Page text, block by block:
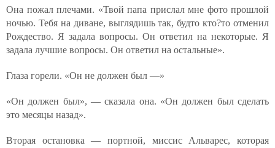
Она пожал плечами. «Твой папа прислал мне фото прошлой
ночью. Тебя на диване, выглядишь так, будто кто?то отменил
Рождество. Я задала вопросы. Он ответил на некоторые. Я
задала лучшие вопросы. Он ответил на остальные».
Глаза горели. «Он не должен был —»
«Он должен был», — сказала она. «Он должен был сделать
это месяцы назад».
Вторая остановка — портной, миссис Альварес, которая